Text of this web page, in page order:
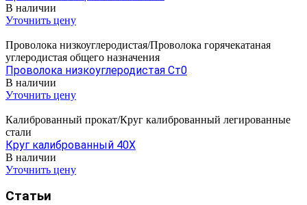
В наличии
Уточнить цену
Проволока низкоуглеродистая/Проволока горячекатаная
углеродистая общего назначения
Проволока низкоуглеродистая Ст0
В наличии
Уточнить цену
Калиброванный прокат/Круг калиброванный легированные
стали
Круг калиброванный 40Х
В наличии
Уточнить цену
Статьи